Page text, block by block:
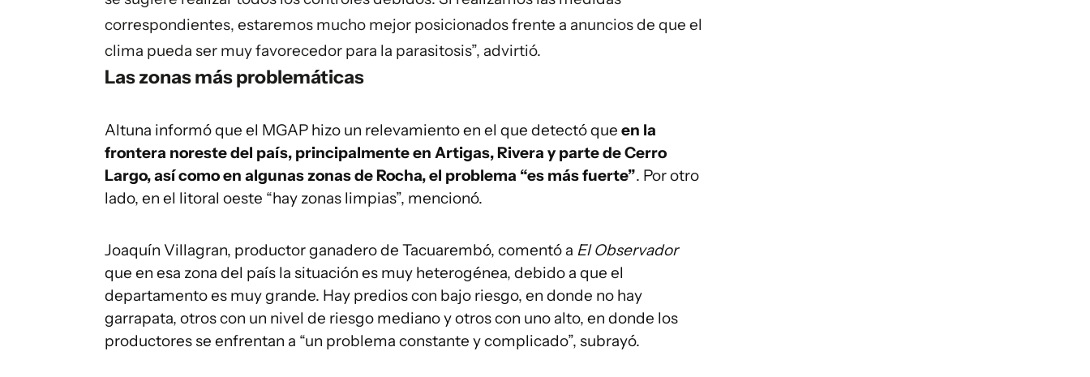
correspondientes, estaremos mucho mejor posicionados frente a anuncios de que el
clima pueda ser muy favorecedor para la parasitosis”, advirtió.
Las zonas más problemáticas
Altuna informó que el MGAP hizo un relevamiento en el que detectó que en la
frontera noreste del país, principalmente en Artigas, Rivera y parte de Cerro
Largo, así como en algunas zonas de Rocha, el problema “es más fuerte”. Por otro
lado, en el litoral oeste “hay zonas limpias”, mencionó.
Joaquín Villagran, productor ganadero de Tacuarembó, comentó a El Observador
que en esa zona del país la situación es muy heterogénea, debido a que el
departamento es muy grande. Hay predios con bajo riesgo, en donde no hay
garrapata, otros con un nivel de riesgo mediano y otros con uno alto, en donde los
productores se enfrentan a “un problema constante y complicado”, subrayó.